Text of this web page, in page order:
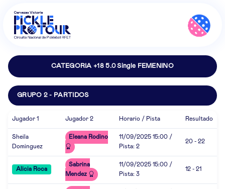
CATEGORIA +18 5.0 Single FEMENINO
GRUPO 2 - PARTIDOS
Jugador 1 Jugador 2 Horario / Pista Resultado
Sheila
Dominguez
Eleana Rodino
11/09/2025 15:00 /
Pista: 2
20 - 22
Alicia Roca
Sabrina
Mendez
11/09/2025 15:00 /
Pista: 3
12 - 21